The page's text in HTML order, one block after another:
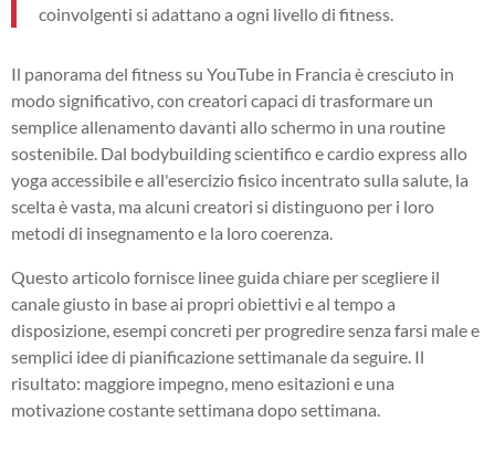
coinvolgenti si adattano a ogni livello di fitness.
Il panorama del fitness su YouTube in Francia è cresciuto in
modo significativo, con creatori capaci di trasformare un
semplice allenamento davanti allo schermo in una routine
sostenibile. Dal bodybuilding scientifico e cardio express allo
yoga accessibile e all'esercizio fisico incentrato sulla salute, la
scelta è vasta, ma alcuni creatori si distinguono per i loro
metodi di insegnamento e la loro coerenza.
Questo articolo fornisce linee guida chiare per scegliere il
canale giusto in base ai propri obiettivi e al tempo a
disposizione, esempi concreti per progredire senza farsi male e
semplici idee di pianificazione settimanale da seguire. Il
risultato: maggiore impegno, meno esitazioni e una
motivazione costante settimana dopo settimana.